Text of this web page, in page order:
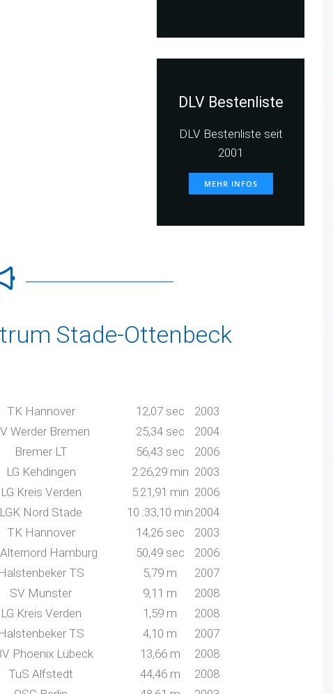
DLV Bestenliste
DLV Bestenliste seit
2001
MEHR INFOS
Stade-Ottenbeck
TK Hannover 12,07 sec
2003
Werder Bremen 25,34 sec
2004
Bremer LT 56,43 sec
2006
LG Kehdingen 2:26,29 min 2003
LG Kreis Verden 5:21,91 min 2006
LGK Nord Stade 10 :33,10 min 2004
TK Hannover 14,26 sec
2003
Alternord Hamburg 50,49 sec
2006
Halstenbeker TS 5,79 m
2007
SV Munster 9,11 m
2008
LG Kreis Verden 1,59 m
2008
Halstenbeker TS 4,10 m
2007
Phoenix Lübeck 13,66 m
2008
TuS Alfstedt 44,46 m
2008